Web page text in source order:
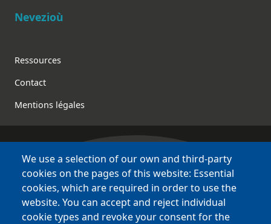
Nevezioù
Footer
Ressources
Contact
Mentions légales
Bretagne Culture Diversité
des sites variés !
Sites
BCD
Bazhvalan
We use a selection of our own and third-party
cookies on the pages of this website: Essential
cookies, which are required in order to use the
website. You can accept and reject individual
cookie types and revoke your consent for the